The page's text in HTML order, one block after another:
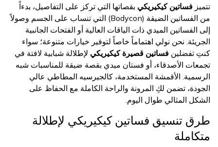
تتميز فساتين كيكيريكي بقصاتها التي تركز على التفاصيل، بدءاً
من الفساتين الضيقة (Bodycon) التي تنساب على الجسم وصولاً
إلى الفساتين الميدي ذات الياقات العالية أو الفتحات الجانبية
الجريئة. نحن نولي اهتماماً خاصاً لتوفير خيارات متنوعة؛ سواء
كنتِ تفضلين فساتين قصيرة كيكيريكي لإطلالة شبابية لافتة في
تجمعات الأصدقاء، أو فستان ميدي بقصة ضيقة للمناسبات شبه
الرسمية. الأقمشة المستخدمة، كالجيرسيه المطاطي عالي
الجودة، تضمن لكِ المرونة والراحة الكاملة مع الحفاظ على
الشكل المثالي طوال اليوم.
طرق تنسيق فساتين كيكيريكي لإطلالة
متكاملة